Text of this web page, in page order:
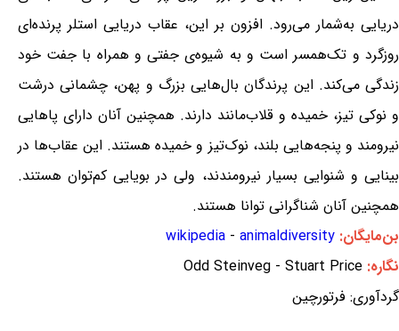
دریایی به‌شمار می‌رود. افزون بر این، عقاب دریایی استلر پرنده‌ای
روزگرد و تک‌همسر است و به شیوه‌ی جفتی و همراه با جفت خود
زندگی می‌کند. این پرندگان بال‌هایی بزرگ و پهن، چشمانی درشت
و نوکی تیز، خمیده و قلاب‌مانند دارند. همچنین آنان دارای پاهایی
نیرومند و پنجه‌هایی بلند، نوک‌تیز و خمیده هستند. این عقاب‌ها در
بینایی و شنوایی بسیار نیرومندند، ولی در بویایی کم‌توان هستند.
همچنین آنان شناگرانی توانا هستند.
بن‌مایگان:
wikipedia - animaldiversity
نگاره: Odd Steinveg - Stuart Price
گردآوری: فرتورچین